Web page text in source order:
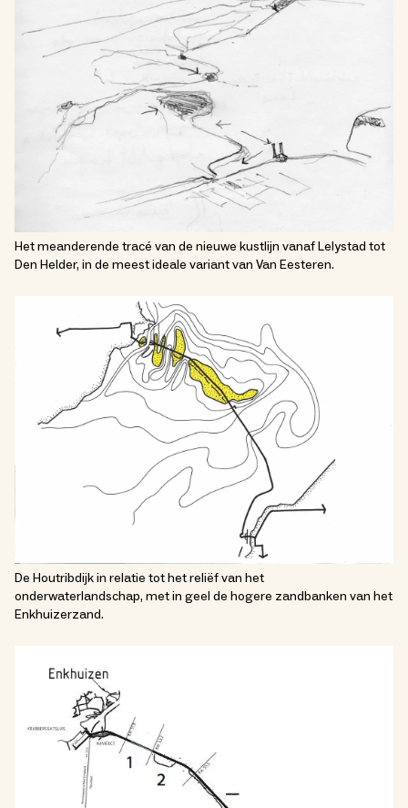
Het meanderende tracé van de nieuwe kustlijn vanaf Lelystad tot
Den Helder, in de meest ideale variant van Van Eesteren.
De Houtribdijk in relatie tot het reliëf van het
onderwaterlandschap, met in geel de hogere zandbanken van het
Enkhuizerzand.